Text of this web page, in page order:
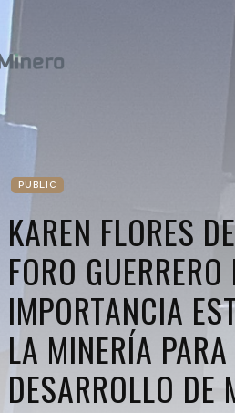
PUBLIC
KAREN FLORES
FORO
IMPORTANCIA
LA MINERÍA
DESARROLLO DE